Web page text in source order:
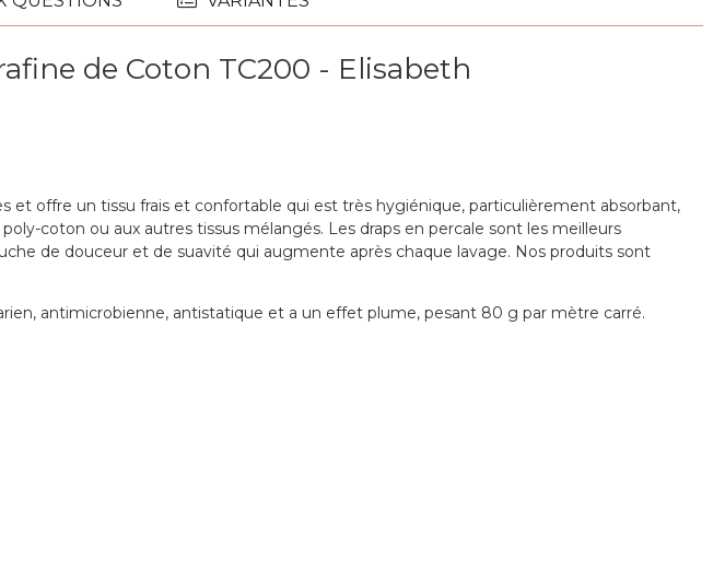
de Coton TC200 - Elisabeth
et offre un tissu frais et confortable qui est très hygiénique, particulièrement absorbant,
coton ou aux autres tissus mélangés. Les draps en percale sont les meilleurs
de douceur et de suavité qui augmente après chaque lavage. Nos produits sont
antimicrobienne, antistatique et a un effet plume, pesant 80 g par mètre carré.